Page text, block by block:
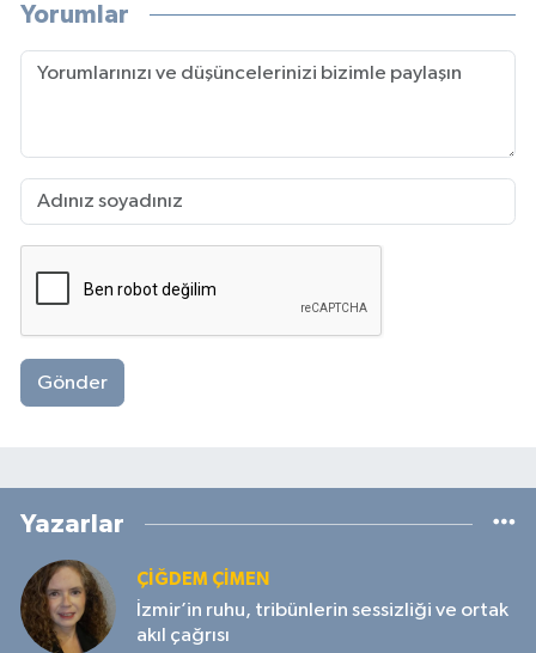
Yorumlar
Gönder
Yazarlar
ÇIĞDEM ÇIMEN
İzmir’in ruhu, tribünlerin sessizliği ve ortak
akıl çağrısı